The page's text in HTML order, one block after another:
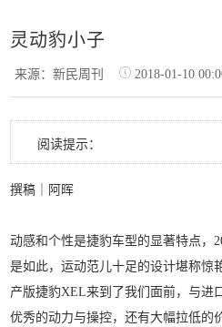
灵动豹小子
来源：新民周刊 2018-01-10
阅读提示：
撰稿｜阿晖
动感和个性是捷豹车型的显著特点，
是如此，运动范儿十足的设计堪称惊
产版捷豹XEL来到了我们面前，与进
优秀的动力与操控，还有大幅拉低的